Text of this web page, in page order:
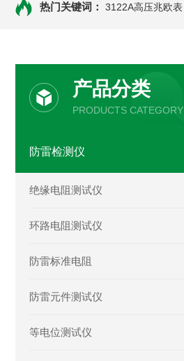
热门关键词： 3122A高压兆欧表
产品分类
PRODUCTS CATEGORY
防雷检测仪
绝缘电阻测试仪
环路电阻测试仪
防雷标准电阻
防雷元件测试仪
等电位测试仪